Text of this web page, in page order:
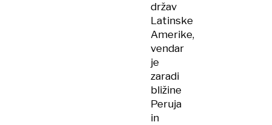
držav
Latinske
Amerike,
vendar
je
zaradi
bližine
Peruja
in